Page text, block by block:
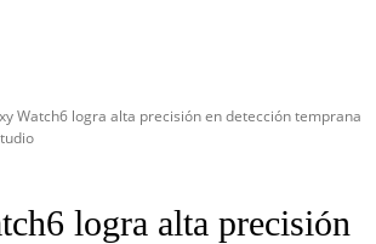
Watch6 logra alta precisión en detección temprana
logra alta precisión